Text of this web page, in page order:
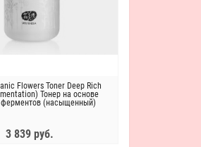
лица
Bueno
The Saem Набор увлажняющих
масок Skin Rest Enrich Moisture
Flowers Toner Deep Rich
Тонер на основе
ферментов (насыщенный)
3 839 руб.